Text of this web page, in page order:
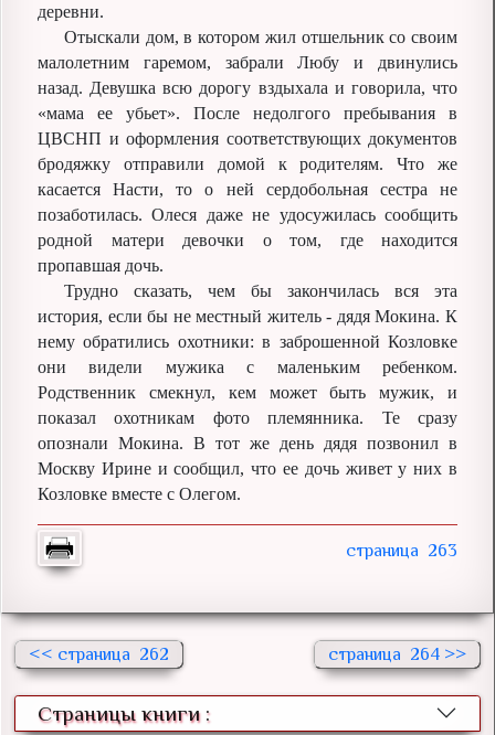
деревни.
Отыскали дом, в котором жил отшельник со своим
малолетним гаремом, забрали Любу и двинулись
назад. Девушка всю дорогу вздыхала и говорила, что
«мама ее убьет». После недолгого пребывания в
ЦВСНП и оформления соответствующих документов
бродяжку отправили домой к родителям. Что же
касается Насти, то о ней сердобольная сестра не
позаботилась. Олеся даже не удосужилась сообщить
родной матери девочки о том, где находится
пропавшая дочь.
Трудно сказать, чем бы закончилась вся эта
история, если бы не местный житель - дядя Мокина. К
нему обратились охотники: в заброшенной Козловке
они видели мужика с маленьким ребенком.
Родственник смекнул, кем может быть мужик, и
показал охотникам фото племянника. Те сразу
опознали Мокина. В тот же день дядя позвонил в
Москву Ирине и сообщил, что ее дочь живет у них в
Козловке вместе с Олегом.
263
<< 262 264 >>
Страницы книги :